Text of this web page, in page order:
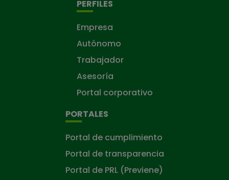
PERFILES
Empresa
Autónomo
Trabajador
Asesoría
Portal corporativo
PORTALES
Portal de cumplimiento
Portal de transparencia
Portal de PRL (Previene)